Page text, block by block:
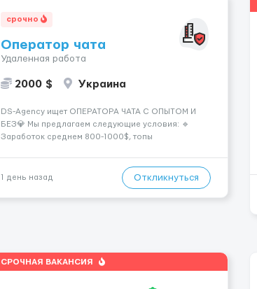
срочно
Оператор чата
Удаленная работа
2000 $ Украина
DS-Agency ищет ОПЕРАТОРА ЧАТА С ОПЫТОМ И
БЕЗ💎 Мы предлагаем следующие условия: 🔹
Заработок среднем 800-1000$, топы
Предоставляются графики на выбор - выберите
смены удобные для вашего расписания 🔹
Возможность карье...
1 день назад Откликнуться
СРОЧНАЯ ВАКАНСИЯ